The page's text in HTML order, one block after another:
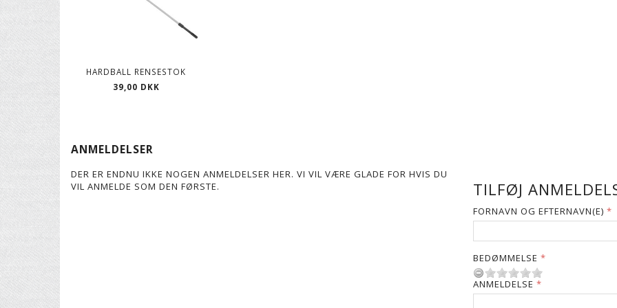
HARDBALL RENSESTOK
39,00 DKK
ANMELDELSER
DER ER ENDNU IKKE NOGEN ANMELDELSER HER. VI VIL VÆRE GLADE FOR HVIS DU
VIL ANMELDE SOM DEN FØRSTE.
TILFØJ
FORNAVN OG EFTERNAVN(E)
BEDØMMELSE
ANMELDELSE